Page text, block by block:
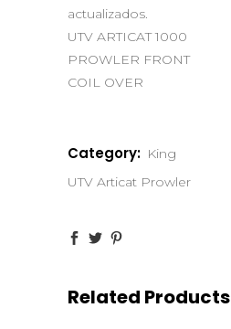
actualizados.
UTV ARTICAT 1000
PROWLER FRONT
COIL OVER
Category: King
UTV Articat Prowler
Related Products